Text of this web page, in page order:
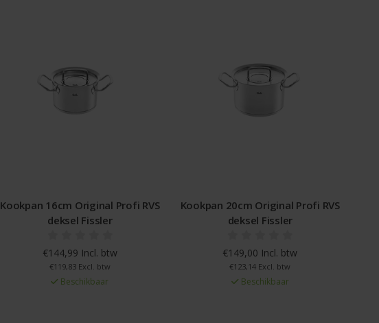
Kookpan 16cm Original Profi RVS
deksel Fissler
€144,99 Incl. btw
€119,83 Excl. btw
Beschikbaar
Kookpan 20cm Original Profi RVS
deksel Fissler
€149,00 Incl. btw
€123,14 Excl. btw
Beschikbaar